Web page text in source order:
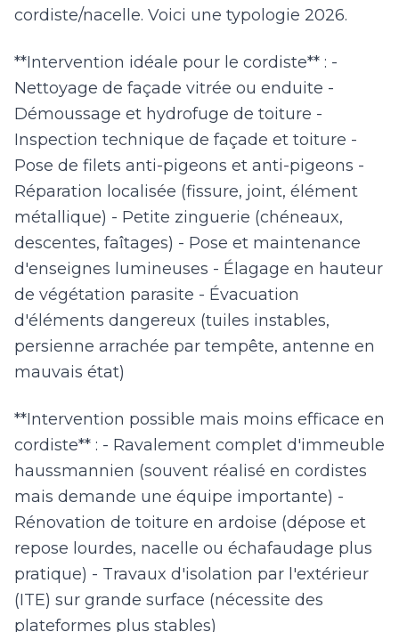
cordiste/nacelle. Voici une typologie 2026.
**Intervention idéale pour le cordiste** : -
Nettoyage de façade vitrée ou enduite -
Démoussage et hydrofuge de toiture -
Inspection technique de façade et toiture -
Pose de filets anti-pigeons et anti-pigeons -
Réparation localisée (fissure, joint, élément
métallique) - Petite zinguerie (chéneaux,
descentes, faîtages) - Pose et maintenance
d'enseignes lumineuses - Élagage en hauteur
de végétation parasite - Évacuation
d'éléments dangereux (tuiles instables,
persienne arrachée par tempête, antenne en
mauvais état)
**Intervention possible mais moins efficace en
cordiste** : - Ravalement complet d'immeuble
haussmannien (souvent réalisé en cordistes
mais demande une équipe importante) -
Rénovation de toiture en ardoise (dépose et
repose lourdes, nacelle ou échafaudage plus
pratique) - Travaux d'isolation par l'extérieur
(ITE) sur grande surface (nécessite des
plateformes plus stables)